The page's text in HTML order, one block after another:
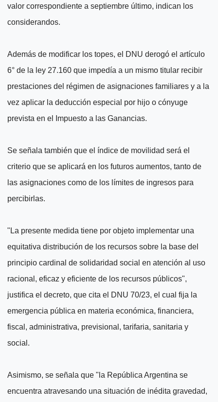
valor correspondiente a septiembre último, indican los
considerandos.
Además de modificar los topes, el DNU derogó el artículo
6° de la ley 27.160 que impedía a un mismo titular recibir
prestaciones del régimen de asignaciones familiares y a la
vez aplicar la deducción especial por hijo o cónyuge
prevista en el Impuesto a las Ganancias.
Se señala también que el índice de movilidad será el
criterio que se aplicará en los futuros aumentos, tanto de
las asignaciones como de los límites de ingresos para
percibirlas.
"La presente medida tiene por objeto implementar una
equitativa distribución de los recursos sobre la base del
principio cardinal de solidaridad social en atención al uso
racional, eficaz y eficiente de los recursos públicos",
justifica el decreto, que cita el DNU 70/23, el cual fija la
emergencia pública en materia económica, financiera,
fiscal, administrativa, previsional, tarifaria, sanitaria y
social.
Asimismo, se señala que "la República Argentina se
encuentra atravesando una situación de inédita gravedad,